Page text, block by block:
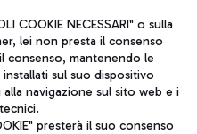
soggetta a direzione e
COOKIE NECESSARI" o sulla
lei non presta il consenso
consenso, mantenendo le
sul suo dispositivo
navigazione sul sito web e i
presterà il suo consenso